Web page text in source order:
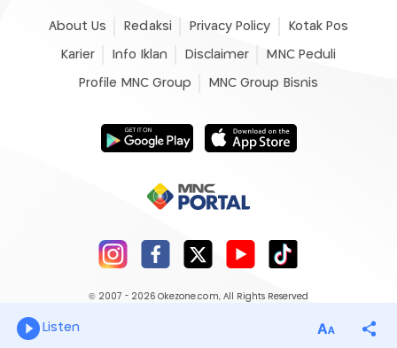
About Us Redaksi Privacy Policy Kotak Pos
Karier Info Iklan Disclaimer MNC Peduli
Profile MNC Group MNC Group Bisnis
© 2007 - 2026 Okezone.com, All Rights Reserved
Listen